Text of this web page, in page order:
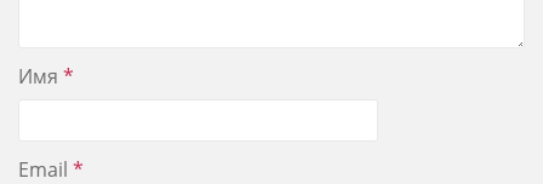
Имя *
Email *